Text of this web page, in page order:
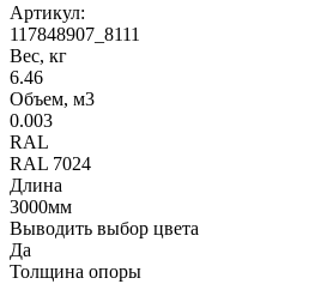
Артикул:
117848907_8111
Вес, кг
6.46
Объем, м3
0.003
RAL
RAL 7024
Длина
3000мм
Выводить выбор цвета
Да
Толщина опоры